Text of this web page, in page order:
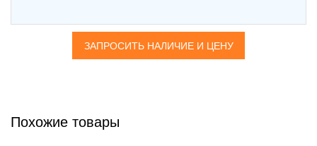
ЗАПРОСИТЬ НАЛИЧИЕ И ЦЕНУ
Похожие товары